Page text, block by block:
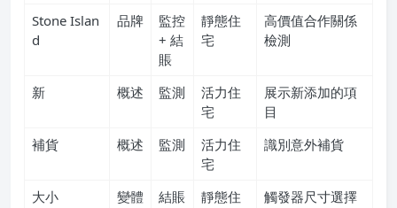
Stone Islan
d
品牌
監控
+ 結
賬
靜態住
宅
高價值合作關係
檢測
新 概述 監測
活力住
宅
展示新添加的項
目
補貨
概述 監測
活力住
宅
識別意外補貨
大小 變體 結賬
靜態住
觸發器尺寸選擇